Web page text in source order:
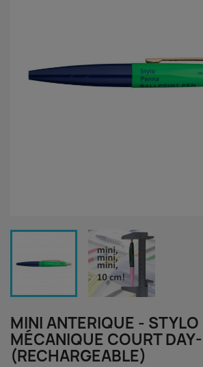
MINI ANTERIQUE - STYLO
MÉCANIQUE COURT
(RECHARGEABLE)